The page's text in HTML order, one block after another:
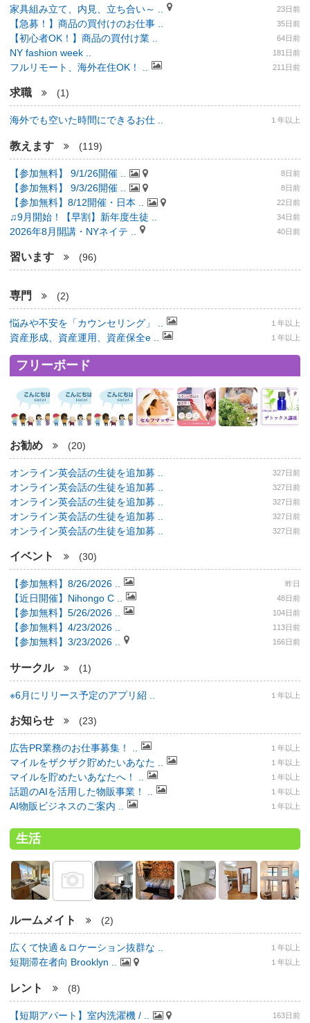
家具組み立て、内見、立ち合い～ .. 23日前
【急募！】商品の買付けのお仕事 .. 35日前
【初心者OK！】商品の買付け業 .. 64日前
NY fashion week .. 181日前
フルリモート、海外在住OK！ .. 211日前
求職 (1)
海外でも空いた時間にできるお仕 .. １年以上
教えます (119)
【参加無料】 9/1/26開催 .. 8日前
【参加無料】 9/3/26開催 .. 8日前
【参加無料】8/12開催・日本 .. 22日前
♫9月開始！【早割】新年度生徒 .. 34日前
2026年8月開講・NYネイテ .. 40日前
習います (96)
専門 (2)
悩みや不安を「カウンセリング」 .. １年以上
資産形成、資産運用、資産保全e .. １年以上
フリーボード
お勧め (20)
オンライン英会話の生徒を追加募 .. 327日前
オンライン英会話の生徒を追加募 .. 327日前
オンライン英会話の生徒を追加募 .. 327日前
オンライン英会話の生徒を追加募 .. 327日前
オンライン英会話の生徒を追加募 .. 327日前
イベント (30)
【参加無料】8/26/2026 .. 昨日
【近日開催】Nihongo C .. 48日前
【参加無料】5/26/2026 .. 104日前
【参加無料】4/23/2026 .. 113日前
【参加無料】3/23/2026 .. 166日前
サークル (1)
※6月にリリース予定のアプリ紹 .. １年以上
お知らせ (23)
広告PR業務のお仕事募集！ .. １年以上
マイルをザクザク貯めたいあなた .. １年以上
マイルを貯めたいあなたへ！ .. １年以上
話題のAIを活用した物販事業！ .. １年以上
AI物販ビジネスのご案内 .. １年以上
生活
ルームメイト (2)
広くて快適＆ロケーション抜群な .. １年以上
短期滞在者向 Brooklyn .. １年以上
レント (8)
【短期アパート】室内洗濯機 / .. 163日前